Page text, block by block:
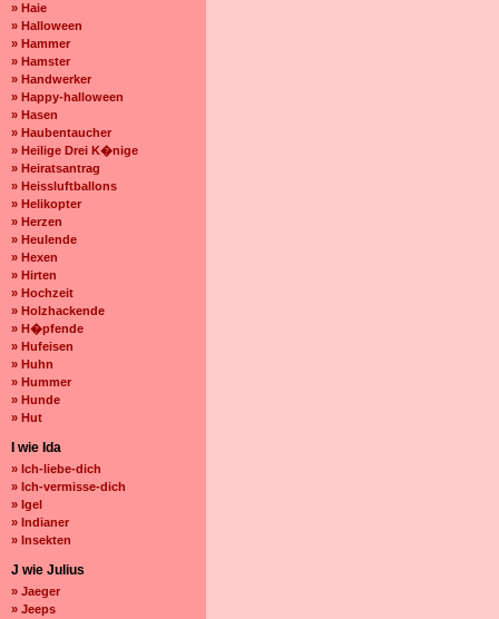
» Haie
» Halloween
» Hammer
» Hamster
» Handwerker
» Happy-halloween
» Hasen
» Haubentaucher
» Heilige Drei K�nige
» Heiratsantrag
» Heissluftballons
» Helikopter
» Herzen
» Heulende
» Hexen
» Hirten
» Hochzeit
» Holzhackende
» H�pfende
» Hufeisen
» Huhn
» Hummer
» Hunde
» Hut
I wie Ida
» Ich-liebe-dich
» Ich-vermisse-dich
» Igel
» Indianer
» Insekten
J wie Julius
» Jaeger
» Jeeps